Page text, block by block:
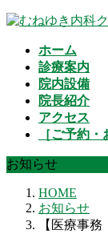
コ
ッ
プ
ナ
移
動
ホーム
診療案内
院内設備
院長紹介
アクセス
［ご予約
お知らせ
HOME
お知らせ
【医療事務